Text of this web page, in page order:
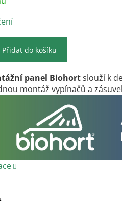
Přidat do košíku
panel Biohortslouží k
montáž vypínačů a